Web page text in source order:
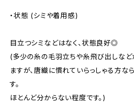
・状態 (シミや着用感)
目立つシミなどはなく、状態良好◎
(多少の糸の毛羽立ちや糸飛び出しな
ますが、唐織に慣れていらっしゃる方な
す。
ほとんど分からない程度です。)